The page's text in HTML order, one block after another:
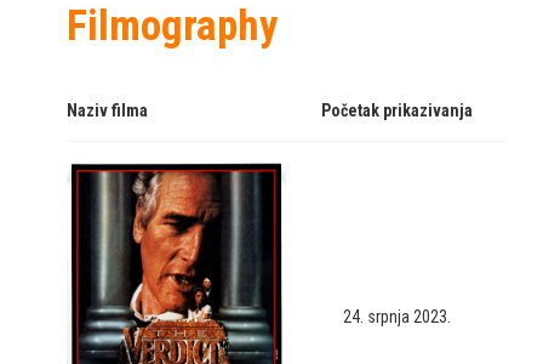
Filmography
Naziv filma Početak prikazivanja
24. srpnja 2023.